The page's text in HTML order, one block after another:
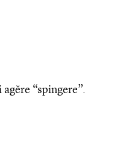
“spingere”.